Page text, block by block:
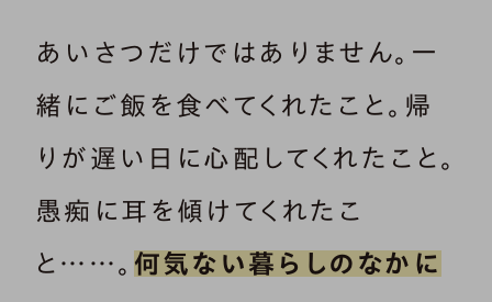
あいさつだけではありません。一
緒にご飯を食べてくれたこと。帰
りが遅い日に心配してくれたこと。
愚痴に耳を傾けてくれたこ
と……。 何気ない暮らしのなかに